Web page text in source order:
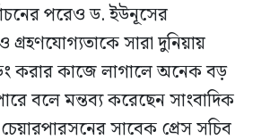
পরেও ড. ইউনূসের
গ্রহণযোগ্যতাকে সারা দুনিয়ায়
করার কাজে লাগালে অনেক বড়
বলে মন্তব্য করেছেন সাংবাদিক
সাবেক প্রেস সচিব